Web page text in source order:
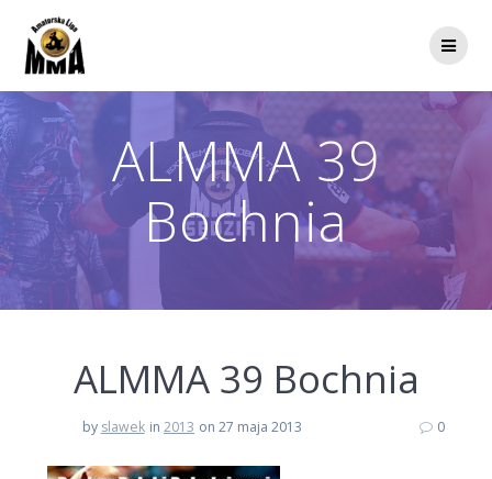
ALMMA 39
Bochnia
ALMMA 39 Bochnia
by slawek in 2013 on 27 maja 2013 0